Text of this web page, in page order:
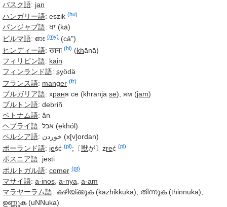
バスク語: jan
ハンガリー語: eszik (hu)
パンジャブ語: ਖਾ (kā)
ビルマ語: စား (my) (cā")
ヒンディー語: खाना (hi) (khānā)
フィリピン語: kain
フィンランド語: syödä
フランス語: manger (fr)
ブルガリア語: храня се (khranja se), ям (jam)
ブルトン語: debriñ
ベトナム語: ăn
ヘブライ語
: אכל (ekhól)
ペルシア語: خوردن (x[v]ordan)
ポーランド語: jeść (pl);〔獣が〕 żreć (pl)
ボスニア語: jesti
ポルトガル語: comer (pt)
マサイ語: a-inos a-nya a-am
マラヤーラム語: കഴിയ്ക്കുക (kazhikkuka), തിന്നുക (thinnuka),
ഉണ്ണുക (uNNuka)